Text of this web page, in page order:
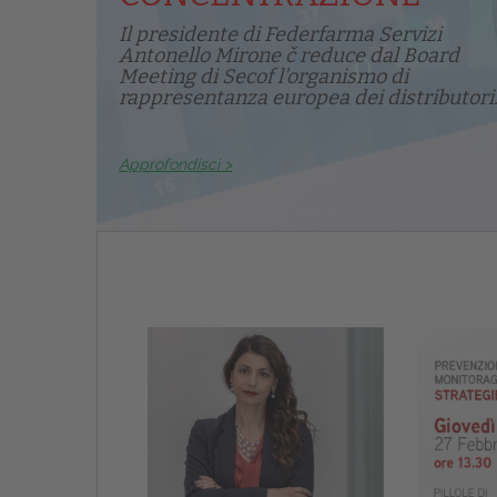
Il presidente di Federfarma Servizi
Antonello Mirone č reduce dal Board
Meeting di Secof l'organismo di
rappresentanza europea dei
Approfondisci >